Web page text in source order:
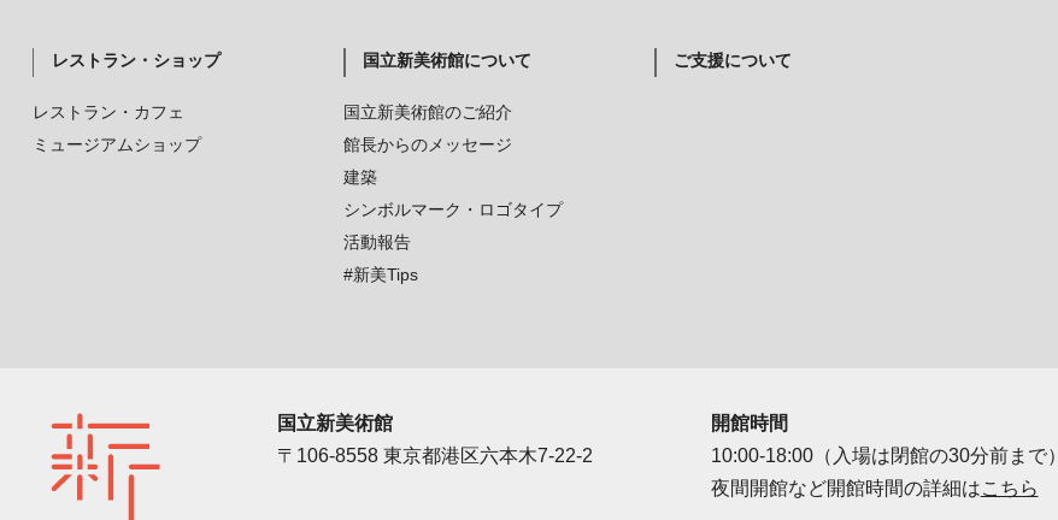
レストラン・ショップ
レストラン・カフェ
ミュージアムショップ
国立新美術館について
国立新美術館のご紹介
館長からのメッセージ
建築
シンボルマーク・ロゴタイプ
活動報告
#新美Tips
ご支援について
国立新美術館
〒106-8558 東京都港区六本木7-22-2
開館時間
10:00-18:00（入場は閉館の30分前まで）
夜間開館など開館時間の詳細はこちら